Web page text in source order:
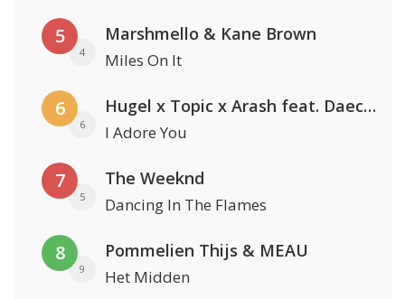
5
4
Marshmello & Kane Brown
Miles On It
6
6
Hugel x Topic x Arash feat. Daecolm
I Adore You
7
5
The Weeknd
Dancing In The Flames
8
9
Pommelien Thijs & MEAU
Het Midden